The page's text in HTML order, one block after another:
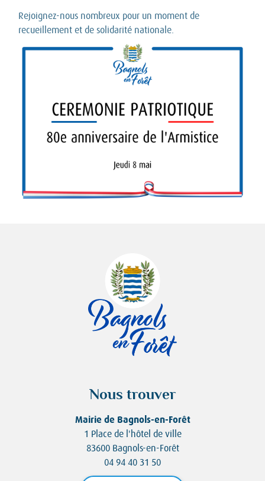
Rejoignez-nous nombreux pour un moment de
recueillement et de solidarité nationale.
Nous trouver
Mairie de Bagnols-en-Forêt
1 Place de l'hôtel de ville
83600 Bagnols-en-Forêt
04 94 40 31 50